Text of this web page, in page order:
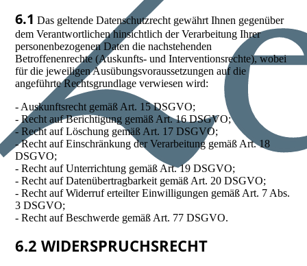
6.1 Das geltende Datenschutzrecht gewährt Ihnen gegenüber
dem Verantwortlichen hinsichtlich der Verarbeitung Ihrer
personenbezogenen Daten die nachstehenden
Betroffenenrechte (Auskunfts- und Interventionsrechte), wobei
für die jeweiligen Ausübungsvoraussetzungen auf die
angeführte Rechtsgrundlage verwiesen wird:
- Auskunftsrecht gemäß Art. 15 DSGVO;
- Recht auf Berichtigung gemäß Art. 16 DSGVO;
- Recht auf Löschung gemäß Art. 17 DSGVO;
- Recht auf Einschränkung der Verarbeitung gemäß Art. 18
DSGVO;
- Recht auf Unterrichtung gemäß Art. 19 DSGVO;
- Recht auf Datenübertragbarkeit gemäß Art. 20 DSGVO;
- Recht auf Widerruf erteilter Einwilligungen gemäß Art. 7 Abs.
3 DSGVO;
- Recht auf Beschwerde gemäß Art. 77 DSGVO.
6.2 WIDERSPRUCHSRECHT